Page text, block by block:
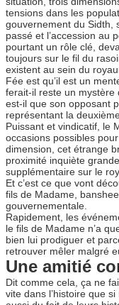
tensions dans les
gouvernement du Sidth,
passé et l’accession au
pourtant un rôle clé,
toujours sur le fil du
existent au sein du
Fée est qu’il est un
ferait-il reste un mystère
est-il que son opposant
représentant la
Puissant et vindicatif, le
occasions possibles
dimension, cet étrange
proximité inquiète
supplémentaire sur le
Et c’est ce que vont
fils de Madame,
gouvernementale.
Rapidement, les
le fils de Madame n’a
bien lui prodiguer et
retrouver mêler malgré
Une amitié
Dit comme cela, ça ne
vite dans l’histoire que